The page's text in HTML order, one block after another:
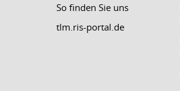
So finden Sie uns
tlm.ris-portal.de